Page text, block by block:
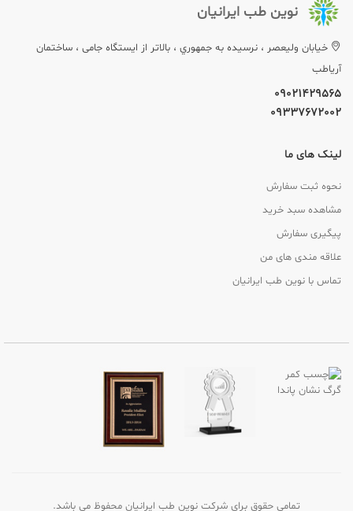
نوین طب ایرانیان
خيابان وليعصر ، نرسيده به جمهوري ، بالاتر از ایستگاه جامی ، ساختمان
آریاطب
09021429565
09337672002
لینک های ما
نحوه ثبت سفارش
مشاهده سبد خرید
پیگیری سفارش
علاقه مندی های من
تماس با نوین طب ایرانیان
تمامی حقوق برای شرکت نوین طب ایرانیان محفوظ می باشد.